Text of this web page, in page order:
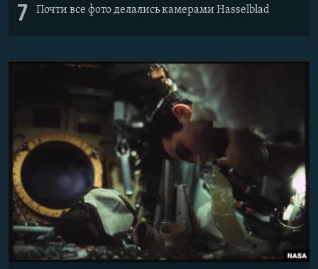
7 Почти все фото делались камерами Hasselblad